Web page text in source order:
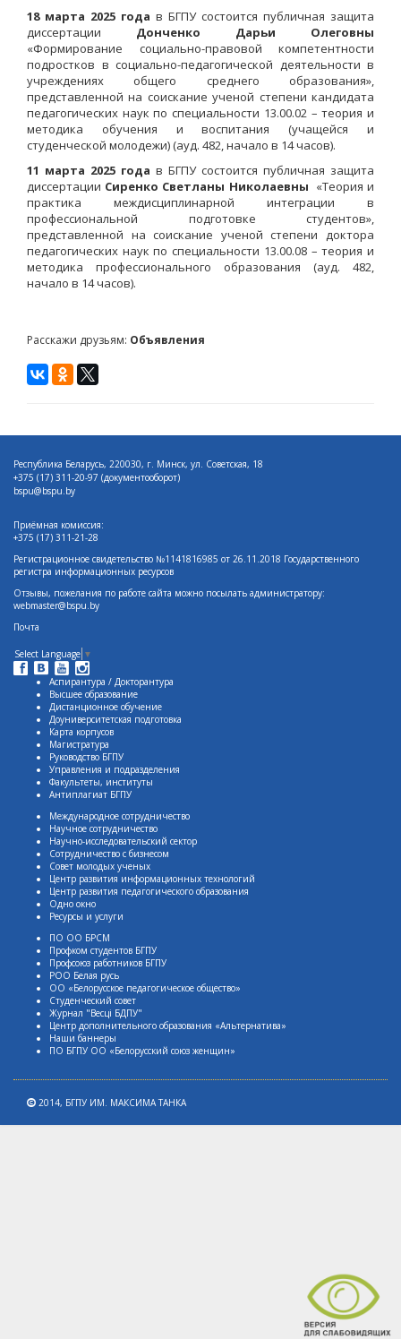
18 марта 2025 года в БГПУ состоится публичная защита
диссертации Донченко Дарьи Олеговны
«Формирование социально-правовой компетентности
подростков в социально-педагогической деятельности в
учреждениях общего среднего образования»,
представленной на соискание ученой степени кандидата
педагогических наук по специальности 13.00.02 – теория и
методика обучения и воспитания (учащейся и
студенческой молодежи) (ауд. 482, начало в 14 часов).
11 марта 2025 года в БГПУ состоится публичная защита
диссертации Сиренко Светланы Николаевны «Теория и
практика междисциплинарной интеграции в
профессиональной подготовке студентов»,
представленной на соискание ученой степени доктора
педагогических наук по специальности 13.00.08 – теория и
методика профессионального образования (ауд. 482,
начало в 14 часов).
Расскажи друзьям: Объявления
Республика Беларусь, 220030, г. Минск, ул. Советская, 18
+375 (17) 311-20-97 (документооборот)
bspu@bspu.by
Приёмная комиссия:
+375 (17) 311-21-28
Регистрационное свидетельство №1141816985 от 26.11.2018 Государственного
регистра информационных ресурсов
Отзывы, пожелания по работе сайта можно посылать администратору:
webmaster@bspu.by
Почта
Select Language ▼
Аспирантура / Докторантура
Высшее образование
Дистанционное обучение
Доуниверситетская подготовка
Карта корпусов
Магистратура
Руководство БГПУ
Управления и подразделения
Факультеты, институты
Антиплагиат БГПУ
Международное сотрудничество
Научное сотрудничество
Научно-исследовательский сектор
Сотрудничество с бизнесом
Совет молодых ученых
Центр развития информационных технологий
Центр развития педагогического образования
Одно окно
Ресурсы и услуги
ПО ОО БРСМ
Профком студентов БГПУ
Профсоюз работников БГПУ
РОО Белая русь
ОО «Белорусское педагогическое общество»
Студенческий совет
Журнал "Весцi БДПУ"
Центр дополнительного образования «Альтернатива»
Наши баннеры
ПО БГПУ ОО «Белорусский союз женщин»
2014, БГПУ ИМ. МАКСИМА ТАНКА